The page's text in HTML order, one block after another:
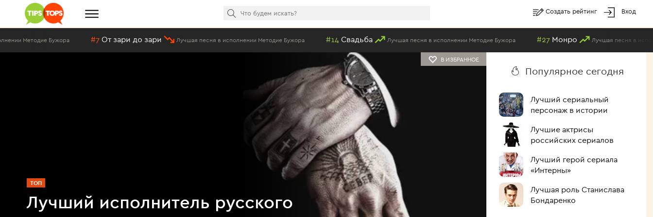
Создать рейтинг Вход
#7 От зари до зари Лучшая песня в исполнении Методие Бужора #14 Свадьба Лучшая песня в исполнении Методие Бужора #27 Монро Лучшая песня в исполнении Методие
В ИЗБРАННОЕ
ТОП
Лучший исполнитель русского
Популярное сегодня
Лучший сериальный
персонаж в истории
Лучшие актрисы
российских сериалов
Лучший герой сериала
«Интерны»
Лучшая роль Станислава
Бондаренко